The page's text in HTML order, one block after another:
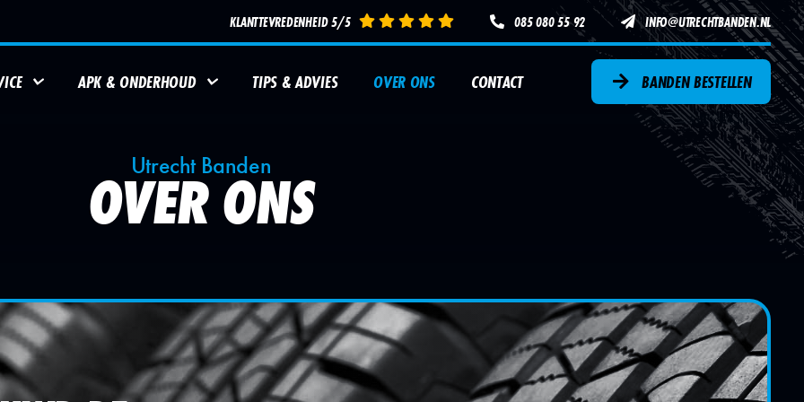
KLANTTEVREDENHEID 5/5 085 080 55 92 INFO@UTRECHTBANDEN.NL
AUTOBANDEN
REPARATIE
AUTOBANDEN
BALANCEREN
APK & ONDERHOUD
SERVICE
ONDERHOUDSBEURT
TIPS & ADVIES OVER ONS CONTACT BANDEN BESTELLEN
Utrecht Banden
OVER ONS